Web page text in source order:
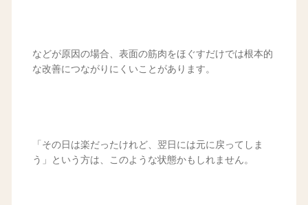
などが原因の場合、表面の筋肉をほぐすだけでは根本的
な改善につながりにくいことがあります。
「その日は楽だったけれど、翌日には元に戻ってしま
う」という方は、このような状態かもしれません。